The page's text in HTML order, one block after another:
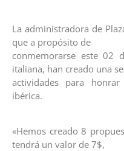
La administradora de
que a propósito de
conmemorarse este 02
italiana, han creado una
actividades para
ibérica.
«Hemos creado 8
tendrá un valor de 7$,